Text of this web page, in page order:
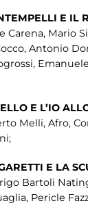
E IL
Carena, Mario
Antonio
E L’IO
Melli, Afro,
E LA
Bartoli
Pericle